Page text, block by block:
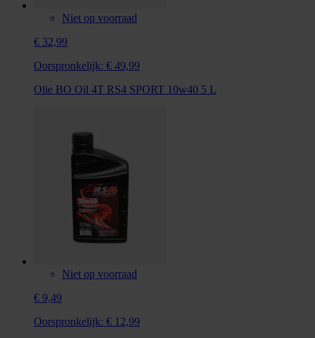
Niet op voorraad
€ 32,99
Oorspronkelijk: € 49,99
Olie BO Oil 4T RS4 SPORT 10w40 5 L
Niet op voorraad
€ 9,49
Oorspronkelijk: € 12,99